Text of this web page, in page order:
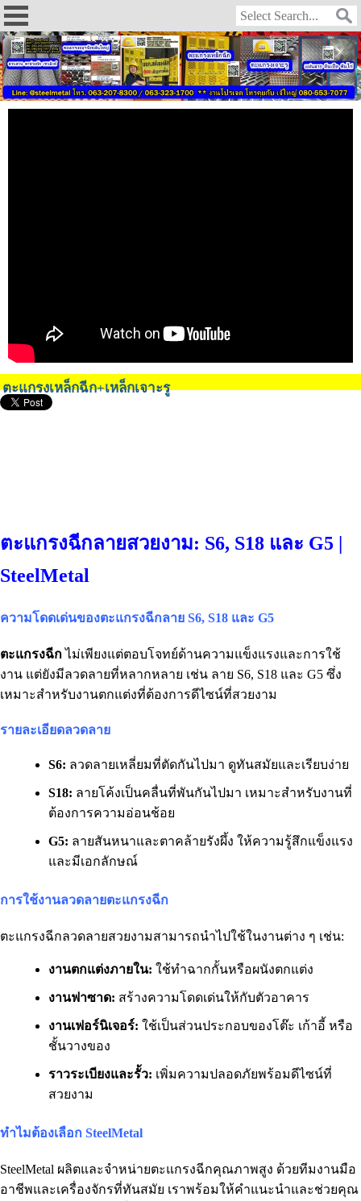
ตะแกรงเหล็กฉีก+เหล็กเจาะรู
ตะแกรงฉีกลายสวยงาม: S6, S18 และ G5 |
SteelMetal
ความโดดเด่นของตะแกรงฉีกลาย S6, S18 และ G5
ตะแกรงฉีกไม่เพียงแต่ตอบโจทย์ด้านความแข็งแรงและการใช้
งาน แต่ยังมีลวดลายที่หลากหลาย เช่น ลาย S6, S18 และ G5 ซึ่ง
เหมาะสำหรับงานตกแต่งที่ต้องการดีไซน์ที่สวยงาม
รายละเอียดลวดลาย
S6: ลวดลายเหลี่ยมที่ตัดกันไปมา ดูทันสมัยและเรียบง่าย
S18: ลายโค้งเป็นคลื่นที่พันกันไปมา เหมาะสำหรับงานที่
ต้องการความอ่อนช้อย
G5: ลายสันหนาและตาคล้ายรังผึ้ง ให้ความรู้สึกแข็งแรง
และมีเอกลักษณ์
การใช้งานลวดลายตะแกรงฉีก
ตะแกรงฉีกลวดลายสวยงามสามารถนำไปใช้ในงานต่าง ๆ เช่น:
งานตกแต่งภายใน: ใช้ทำฉากกั้นหรือผนังตกแต่ง
งานฟาซาด: สร้างความโดดเด่นให้กับตัวอาคาร
งานเฟอร์นิเจอร์: ใช้เป็นส่วนประกอบของโต๊ะ เก้าอี้ หรือ
ชั้นวางของ
ราวระเบียงและรั้ว: เพิ่มความปลอดภัยพร้อมดีไซน์ที่
สวยงาม
ทำไมต้องเลือก SteelMetal
SteelMetal ผลิตและจำหน่ายตะแกรงฉีกคุณภาพสูง ด้วยทีมงานมือ
อาชีพและเครื่องจักรที่ทันสมัย เราพร้อมให้คำแนะนำและช่วยคุณ